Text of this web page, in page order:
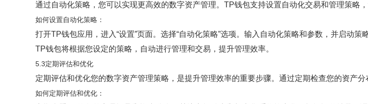
通过自动化策略，您可以实现更高效的数字资产管理。TP钱包支持设置自动化交易和管理策略
如何设置自动化策略：
打开TP钱包应用，进入“设置”页面。选择“自动化策略”选项。输入自动化策略和参数，并启动策略
TP钱包将根据您设定的策略，自动进行管理和交易，提升管理效率。
5.3定期评估和优化
定期评估和优化您的数字资产管理策略，是提升管理效率的重要步骤。通过定期检查您的资产
如何定期评估和优化：